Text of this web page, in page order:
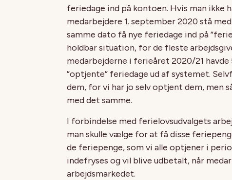
feriedage ind på kontoen. Hvis man ikke
medarbejdere 1. september 2020 stå
samme dato få nye feriedage ind på
holdbar situation, for de fleste
medarbejderne i ferieåret 2020/21
”optjente” feriedage ud af systemet.
dem, for vi har jo selv optjent dem, men
med det samme.
I forbindelse med ferielovsudvalgets
man skulle vælge for at få disse
de feriepenge, som vi alle optjener i
indefryses og vil blive udbetalt, når
arbejdsmarkedet.